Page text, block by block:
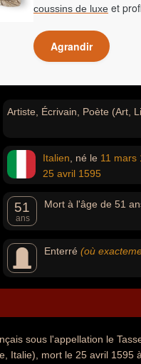
coussins de luxe et
Agrandir
Artiste, Écrivain, Poète (Art,
Italien , né le 11 mars
25 avril 1595
51
ans
Mort à l'âge de 51
Enterré (où
sous l'appellation le
Italie), mort le 25 avril